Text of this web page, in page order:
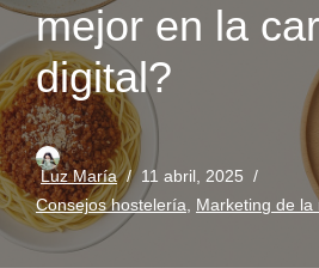
mejor en la
digital?
Luz María
11 abril, 2025
Consejos hostelería, Marketing de la